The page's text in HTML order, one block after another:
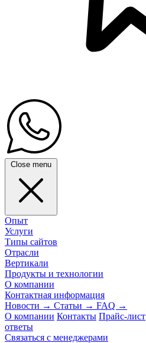
Close menu
Опыт
Услуги
Типы сайтов
Отрасли
Вертикали
Продукты и технологии
О компании
Контактная информация
Новости → Статьи → FAQ →
О компании Контакты Прайс-лист
ответы
Связаться с менеджерами